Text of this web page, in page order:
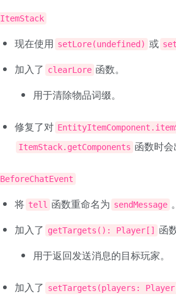
ItemStack
现在使用 setLore(undefined) 或
加入了 clearLore 函数。
用于清除物品词缀。
修复了对
ItemStack.getComponents 函数时会
BeforeChatEvent
将 tell 函数重命名为 sendMessage 。
加入了 getTargets(): Player[]
函
用于返回发送消息的目标玩家。
加入了 setTargets(players: